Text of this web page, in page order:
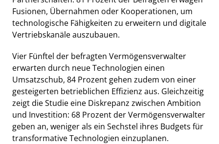
Fusionen, Übernahmen oder Kooperationen, um
technologische Fähigkeiten zu erweitern und digitale
Vertriebskanäle auszubauen.
Vier Fünftel der befragten Vermögensverwalter
erwarten durch neue Technologien einen
Umsatzschub, 84 Prozent gehen zudem von einer
gesteigerten betrieblichen Effizienz aus. Gleichzeitig
zeigt die Studie eine Diskrepanz zwischen Ambition
und Investition: 68 Prozent der Vermögensverwalter
geben an, weniger als ein Sechstel ihres Budgets für
transformative Technologien einzuplanen.